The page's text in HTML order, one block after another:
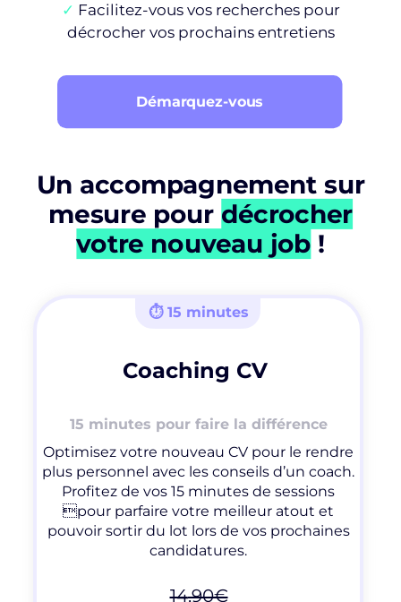
Démarquez-vous
✓ Facilitez-vous vos recherches pour
décrocher vos prochains entretiens
Un accompagnement sur
mesure pour décrocher
votre nouveau job !
Optimisez votre nouveau CV pour le rendre
plus personnel avec les conseils d’un coach.
Profitez de vos 15 minutes de sessions
pour parfaire votre meilleur atout et
pouvoir sortir du lot lors de vos prochaines
candidatures.
Coaching CV
14,90€
⏱ 15 minutes
15 minutes pour faire la différence